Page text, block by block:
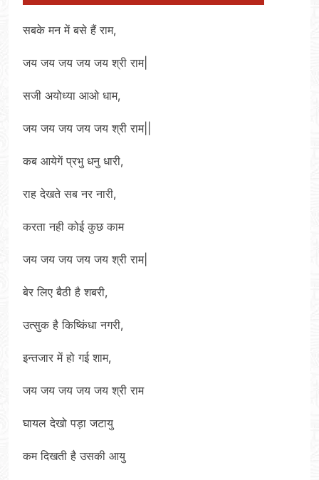
सबके मन में बसे हैं राम,
जय जय जय जय जय श्री राम|
सजी अयोध्या आओ धाम,
जय जय जय जय जय श्री राम||
कब आयेगें प्रभु धनु धारी,
राह देखते सब नर नारी,
करता नही कोई कुछ काम
जय जय जय जय जय श्री राम|
बेर लिए बैठी है शबरी,
उत्सुक है किष्किंधा नगरी,
इन्तजार में हो गई शाम,
जय जय जय जय जय श्री राम
घायल देखो पड़ा जटायु
कम दिखती है उसकी आयु